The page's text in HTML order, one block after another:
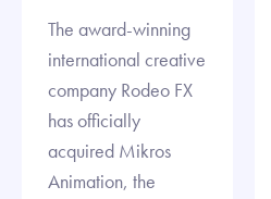
The award-winning
international creative
company Rodeo FX
has officially
acquired Mikros
Animation, the